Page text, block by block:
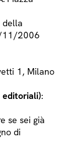
della
11/2006
1, Milano
editoriali):
se sei già
di